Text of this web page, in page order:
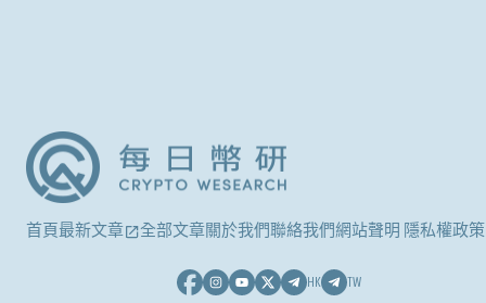
首頁最新文章 全部文章關於我們聯絡我們網站聲明 隱私權政策
HK TW